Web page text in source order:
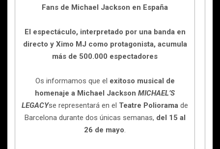
Fans de Michael Jackson en España
El espectáculo, interpretado por una banda en
directo y Ximo MJ como protagonista, acumula
más de 500.000 espectadores
Os informamos que el exitoso musical de
homenaje a Michael Jackson MICHAEL’S
LEGACYse representará en el Teatre Poliorama de
Barcelona durante dos únicas semanas, del 15 al
26 de mayo.